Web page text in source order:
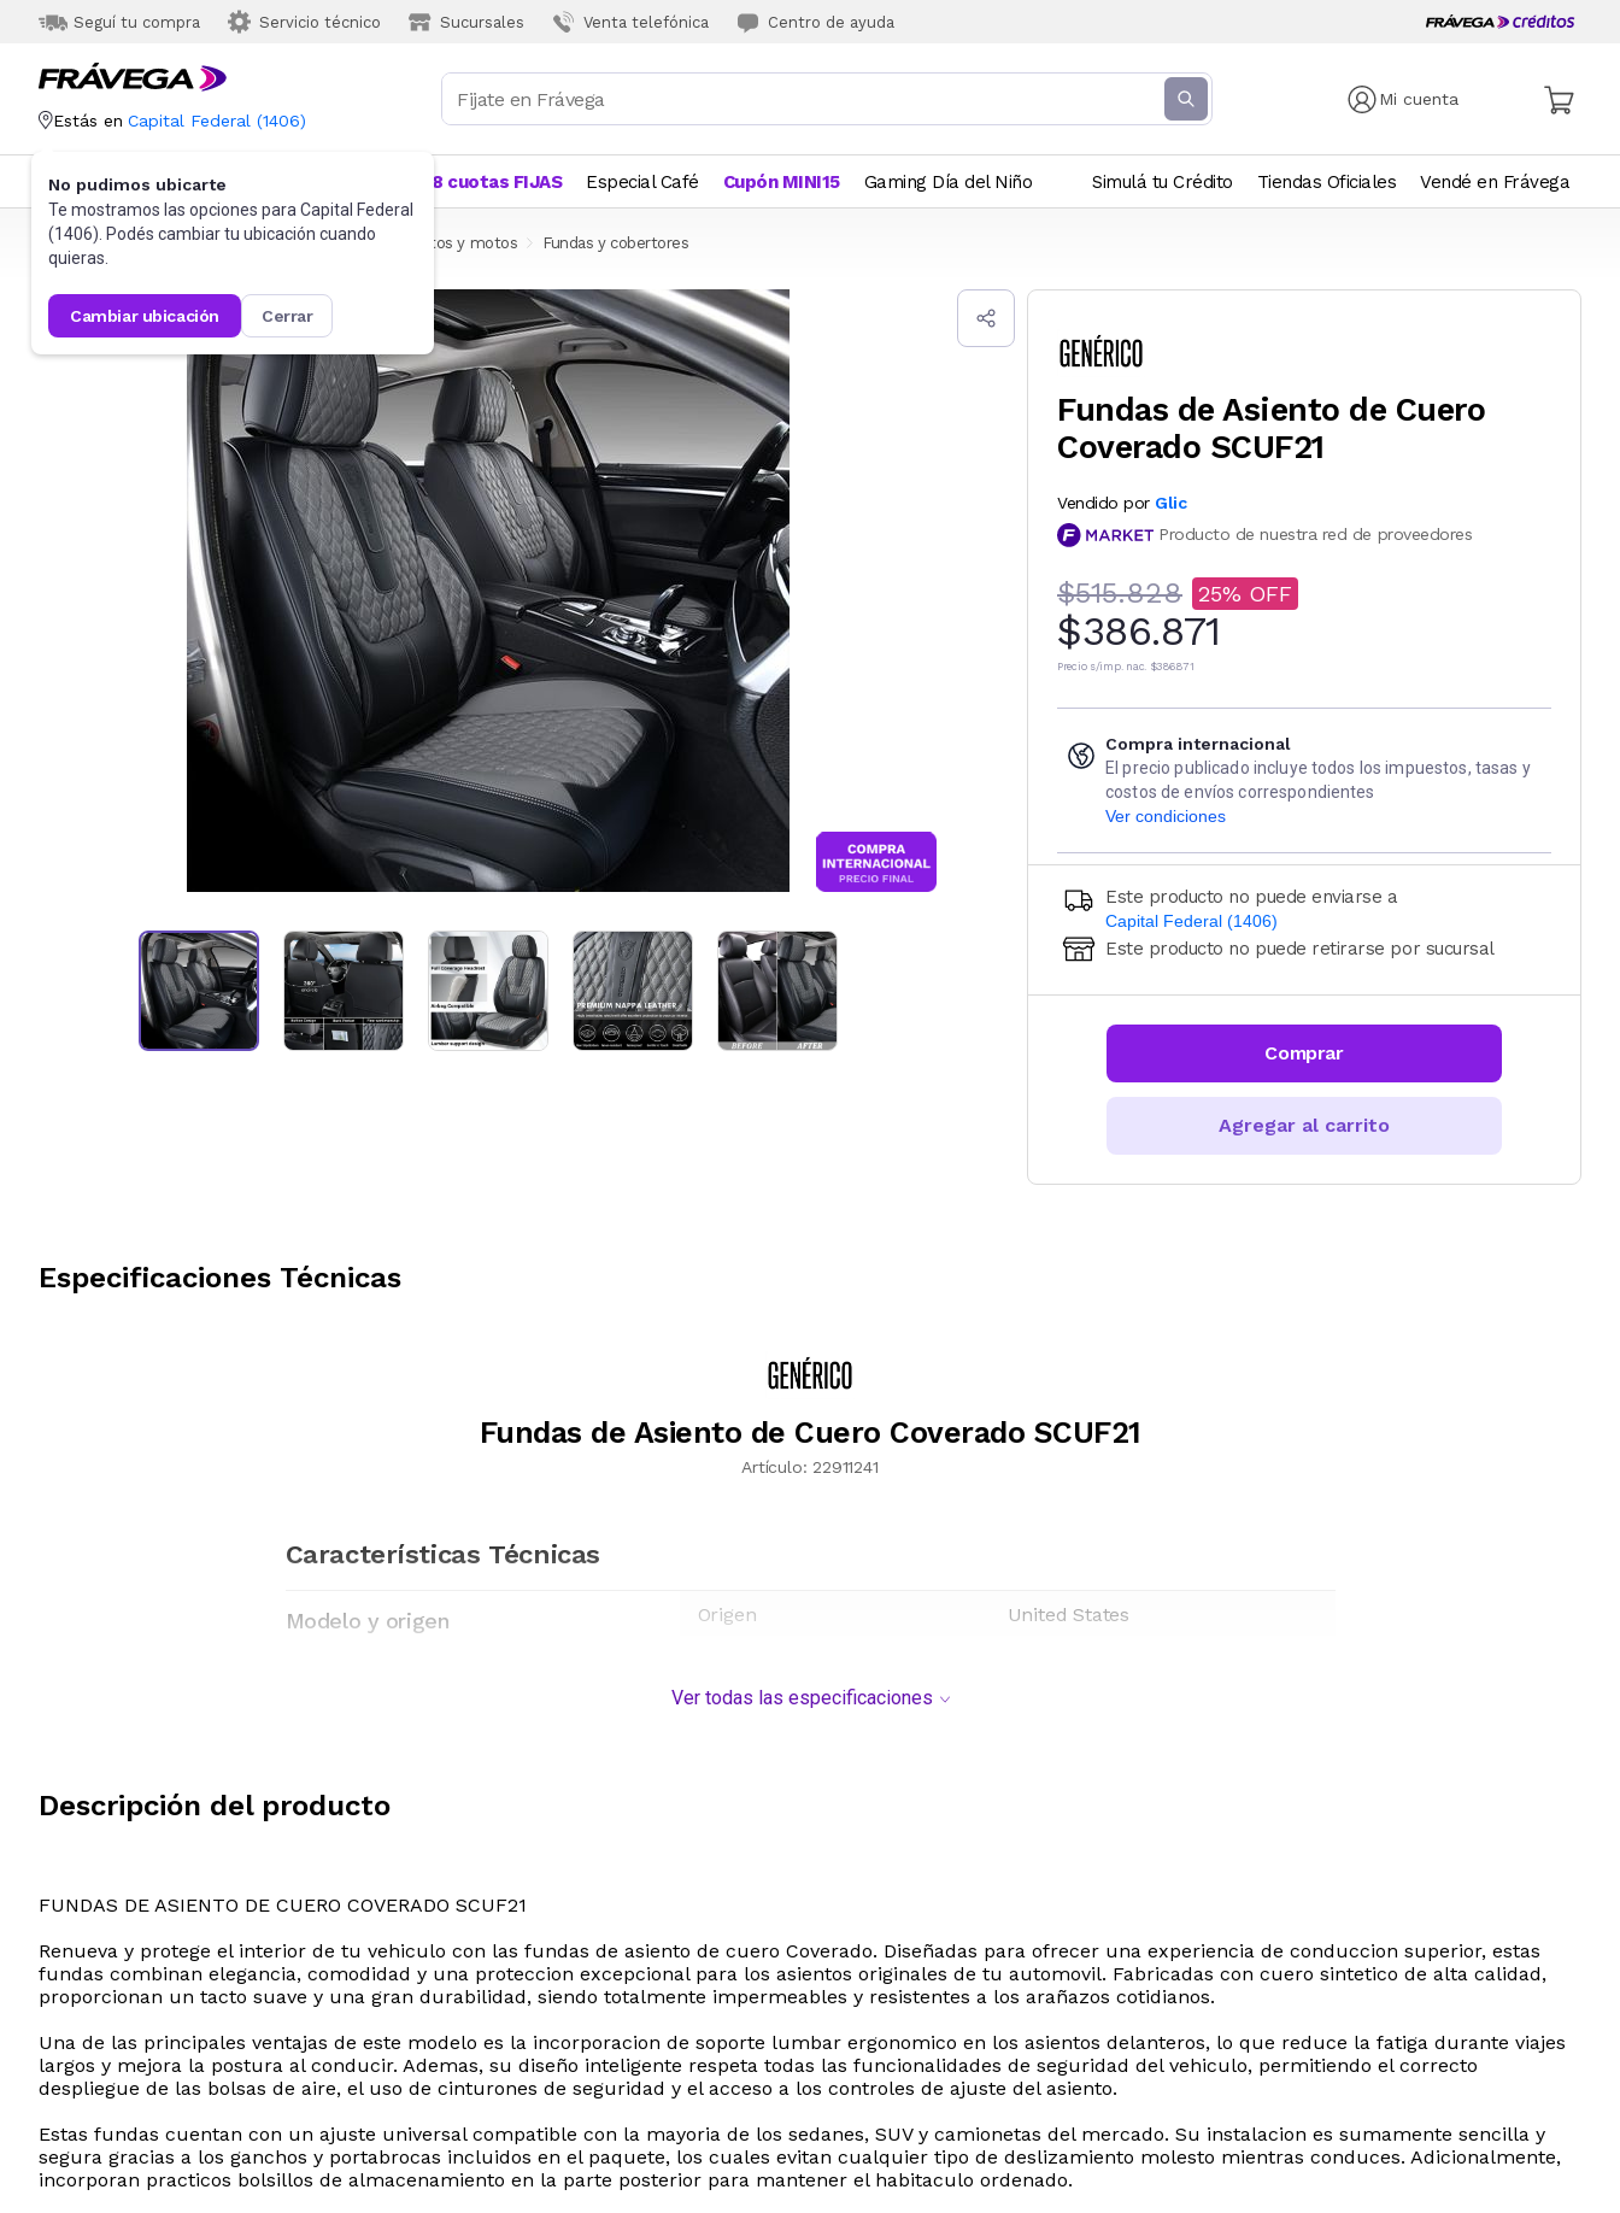
Seguí tu compra Servicio técnico Sucursales Venta telefónica Centro de ayuda
Mi cuenta
Estás en Capital Federal (1406)
No pudimos ubicarte
Te mostramos las opciones para Capital Federal
(1406). Podés cambiar tu ubicación cuando
quieras.
cambiar ubicación cerrar
Categorías Más Vendidos 18 cuotas FIJAS Especial Café Cupón MINI15 Gaming Día del Niño Simulá tu Crédito Tiendas Oficiales Vendé en Frávega
Frávega Autos, Motos y Otros Accesorios para autos y motos Fundas y cobertores
Fundas de Asiento de Cuero
Coverado SCUF21
Vendido por Glic
Producto de nuestra red de proveedores
$515.828 25
$386.871
Precio s/imp. nac. $386.871
Compra internacional
El precio publicado incluye todos los impuestos, tasas y
costos de envíos correspondientes
Ver condiciones
Este producto no puede enviarse a
Capital Federal (1406)
Ingresá código postal (sólo números)
CALCULAR
Este producto no puede retirarse por sucursal
Comprar
Agregar al carrito
Especificaciones Técnicas
Fundas de Asiento de Cuero Coverado SCUF21
Artículo: 22911241
Características Técnicas
Modelo y origen Origen United States
Ver todas las especificaciones
Descripción del producto
FUNDAS DE ASIENTO DE CUERO COVERADO SCUF21
Renueva y protege el interior de tu vehiculo con las fundas de asiento de cuero Coverado. Diseñadas para ofrecer una experiencia de conduccion superior, estas
fundas combinan elegancia, comodidad y una proteccion excepcional para los asientos originales de tu automovil. Fabricadas con cuero sintetico de alta calidad,
proporcionan un tacto suave y una gran durabilidad, siendo totalmente impermeables y resistentes a los arañazos cotidianos.
Una de las principales ventajas de este modelo es la incorporacion de soporte lumbar ergonomico en los asientos delanteros, lo que reduce la fatiga durante viajes
largos y mejora la postura al conducir. Ademas, su diseño inteligente respeta todas las funcionalidades de seguridad del vehiculo, permitiendo el correcto
despliegue de las bolsas de aire, el uso de cinturones de seguridad y el acceso a los controles de ajuste del asiento.
Estas fundas cuentan con un ajuste universal compatible con la mayoria de los sedanes, SUV y camionetas del mercado. Su instalacion es sumamente sencilla y
segura gracias a los ganchos y portabrocas incluidos en el paquete, los cuales evitan cualquier tipo de deslizamiento molesto mientras conduces. Adicionalmente,
incorporan practicos bolsillos de almacenamiento en la parte posterior para mantener el habitaculo ordenado.